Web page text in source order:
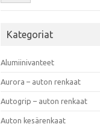
Kategoriat
Alumiinivanteet
Aurora – auton renkaat
Autogrip – auton renkaat
Auton kesärenkaat